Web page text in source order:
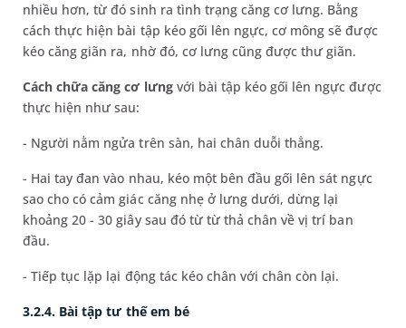
nhiều hơn, từ đó sinh ra tình trạng căng cơ lưng. Bằng
cách thực hiện bài tập kéo gối lên ngực, cơ mông sẽ được
kéo căng giãn ra, nhờ đó, cơ lưng cũng được thư giãn.
Cách chữa căng cơ lưng với bài tập kéo gối lên ngực được
thực hiện như sau:
- Người nằm ngửa trên sàn, hai chân duỗi thẳng.
- Hai tay đan vào nhau, kéo một bên đầu gối lên sát ngực
sao cho có cảm giác căng nhẹ ở lưng dưới, dừng lại
khoảng 20 - 30 giây sau đó từ từ thả chân về vị trí ban
đầu.
- Tiếp tục lặp lại động tác kéo chân với chân còn lại.
3.2.4. Bài tập tư thế em bé